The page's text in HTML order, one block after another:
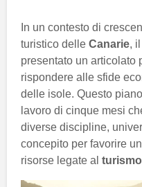
In un contesto di
turistico delle Canarie, il
presentato un articolato
rispondere alle sfide
delle isole. Questo
lavoro di cinque mesi
diverse discipline,
concepito per favorire
risorse legate al turismo